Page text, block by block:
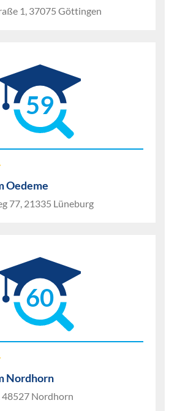
1, 37075 Göttingen
59
Oedeme
77, 21335 Lüneburg
60
Nordhorn
48527 Nordhorn